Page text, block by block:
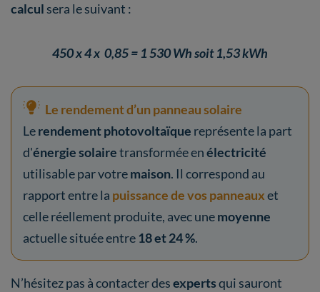
calcul sera le suivant :
450 x 4 x 0,85 = 1 530 Wh soit 1,53 kWh
Le rendement d’un panneau solaire
Lerendementphotovoltaïque représente la part
d'énergiesolairetransformée enélectricité
utilisable par votremaison. Il correspond au
rapport entre la puissance de vos panneauxet
celle réellement produite, avec unemoyenne
actuelle située entre18 et 24 %.
N’hésitez pas à contacter desexpertsqui sauront